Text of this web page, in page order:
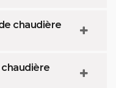
chaudière